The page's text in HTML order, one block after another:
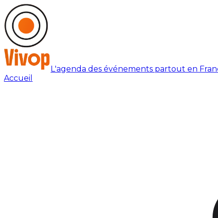
L'agenda des événements partout en
Accueil